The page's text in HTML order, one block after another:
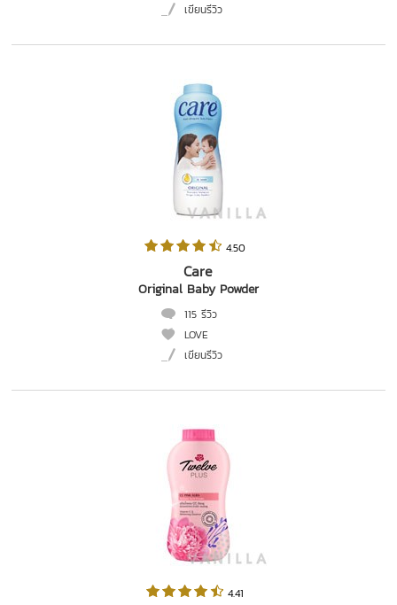
เขียนรีวิว
4.50
Care
Original Baby Powder
115 รีวิว
LOVE
เขียนรีวิว
4.41